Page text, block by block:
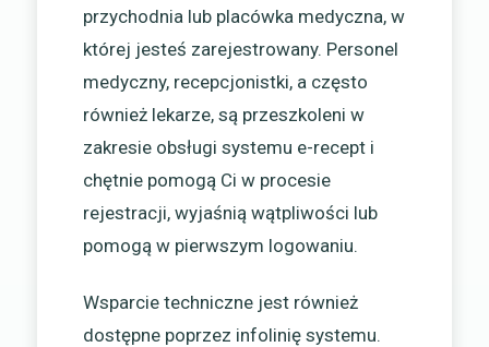
przychodnia lub placówka medyczna, w
której jesteś zarejestrowany. Personel
medyczny, recepcjonistki, a często
również lekarze, są przeszkoleni w
zakresie obsługi systemu e-recept i
chętnie pomogą Ci w procesie
rejestracji, wyjaśnią wątpliwości lub
pomogą w pierwszym logowaniu.
Wsparcie techniczne jest również
dostępne poprzez infolinię systemu.